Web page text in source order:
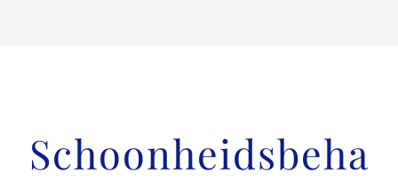
Schoonheidsbeha